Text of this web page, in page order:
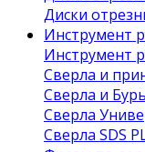
Диски
Инструмент
Инструмент
Сверла и
Сверла и
Сверла
Сверла SDS